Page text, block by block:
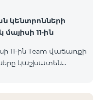
կենտրոնների
11-ին
11-ին Team վաճառքի
կաշխատեն